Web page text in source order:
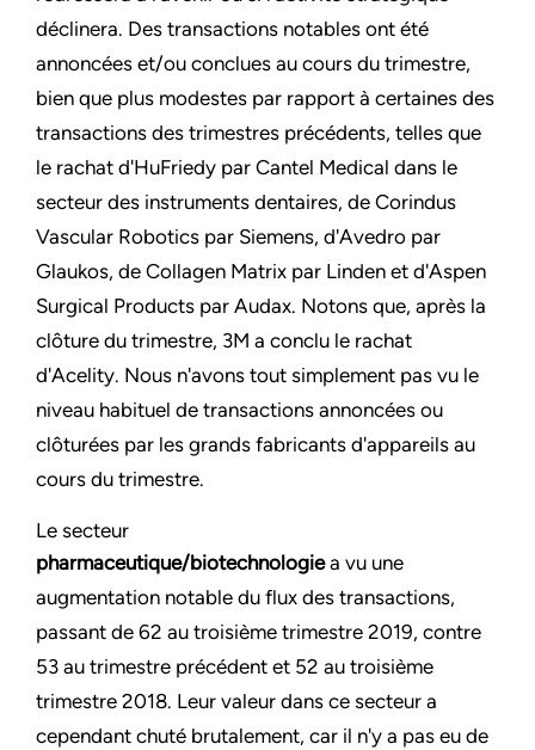
déclinera. Des transactions notables ont été
annoncées et/ou conclues au cours du trimestre,
bien que plus modestes par rapport à certaines des
transactions des trimestres précédents, telles que
le rachat d'HuFriedy par Cantel Medical dans le
secteur des instruments dentaires, de Corindus
Vascular Robotics par Siemens, d'Avedro par
Glaukos, de Collagen Matrix par Linden et d'Aspen
Surgical Products par Audax. Notons que, après la
clôture du trimestre, 3M a conclu le rachat
d'Acelity. Nous n'avons tout simplement pas vu le
niveau habituel de transactions annoncées ou
clôturées par les grands fabricants d'appareils au
cours du trimestre.
Le secteur
pharmaceutique/biotechnologiea vu une
augmentation notable du flux des transactions,
passant de 62 au troisième trimestre 2019, contre
53 au trimestre précédent et 52 au troisième
trimestre 2018. Leur valeur dans ce secteur a
cependant chuté brutalement, car il n'y a pas eu de